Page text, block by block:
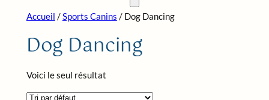
Accueil /Sports Canins / Dog Dancing
Dog Dancing
Voici le seul résultat